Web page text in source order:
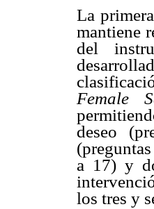
La
mantiene
del
Female
deseo
a 17) y
los tres y